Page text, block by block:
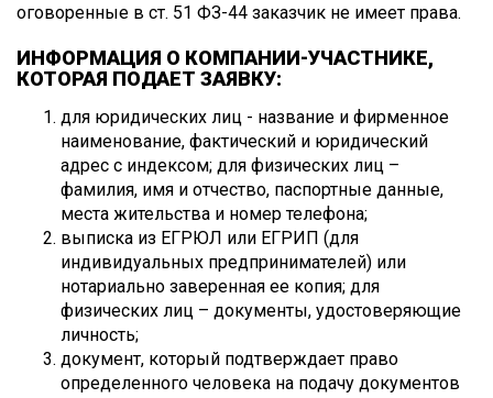
оговоренные в ст. 51 ФЗ-44 заказчик не имеет права.
ИНФОРМАЦИЯ О КОМПАНИИ-УЧАСТНИКЕ,
КОТОРАЯ ПОДАЕТ ЗАЯВКУ:
для юридических лиц - название и фирменное
наименование, фактический и юридический
адрес с индексом; для физических лиц –
фамилия, имя и отчество, паспортные данные,
места жительства и номер телефона;
выписка из ЕГРЮЛ или ЕГРИП (для
индивидуальных предпринимателей) или
нотариально заверенная ее копия; для
физических лиц – документы, удостоверяющие
личность;
документ, который подтверждает право
определенного человека на подачу документов